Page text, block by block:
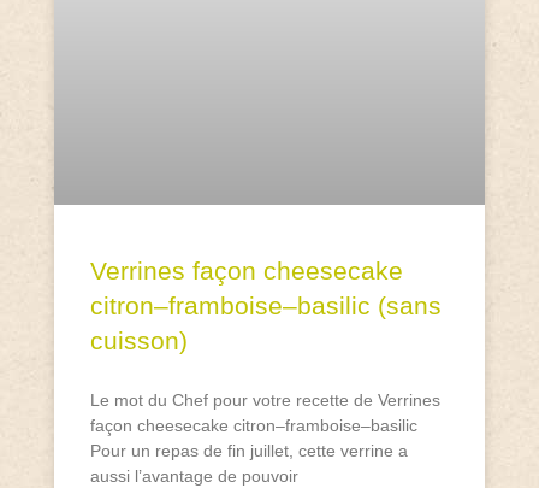
Verrines façon cheesecake
citron–framboise–basilic (sans
cuisson)
Le mot du Chef pour votre recette de Verrines
façon cheesecake citron–framboise–basilic
Pour un repas de fin juillet, cette verrine a
aussi l’avantage de pouvoir